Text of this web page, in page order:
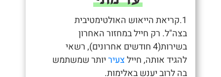
1.קריאת הייאוש האולטימטיבית
בצה"ל. רק חייל במחזור האחרון
בשירות(4 חודשים אחרונים), רשאי
להגיד אותה, חיילצעיריותר שמשתמש
בה לרוב יענש באלימות.